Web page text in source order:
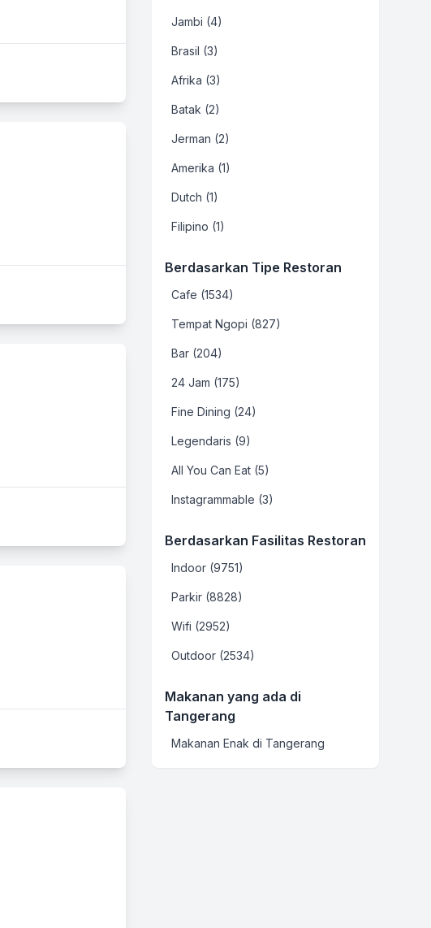
Jambi (4)
Brasil (3)
Afrika (3)
Batak (2)
Jerman (2)
Amerika (1)
Dutch (1)
Filipino (1)
Berdasarkan Tipe Restoran
Cafe (1534)
Tempat Ngopi (827)
Bar (204)
24 Jam (175)
Fine Dining (24)
Legendaris (9)
All You Can Eat (5)
Instagrammable (3)
Berdasarkan Fasilitas Restoran
Indoor (9751)
Parkir (8828)
Wifi (2952)
Outdoor (2534)
Makanan yang ada di
Tangerang
Makanan Enak di Tangerang